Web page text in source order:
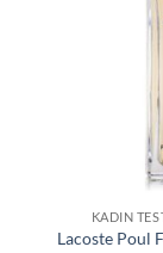
KADIN
Lacoste Poul